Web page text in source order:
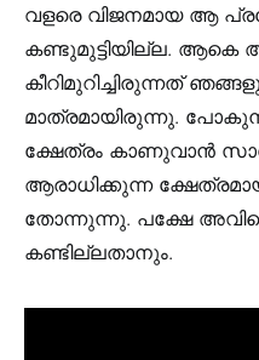
വളരെ വിജനമായ ആ
കണ്ടുമുട്ടിയില്ല. ആകെ
കീറിമുറിച്ചിരുന്നത്
മാത്രമായിരുന്നു.
ക്ഷേത്രം കാണുവാൻ
ആരാധിക്കുന്ന
തോന്നുന്നു. പക്ഷേ
കണ്ടില്ലതാനും.